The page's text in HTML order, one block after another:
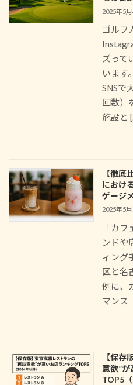
2025年5
ゴルフ
ズって
います
SNSで
回数）
施設と
【徹底
におけ
ゲージ
2025年5月
「カ
ンドや
ィング
区と名
例に、
マンス
【保存
意欲”
TOP5（